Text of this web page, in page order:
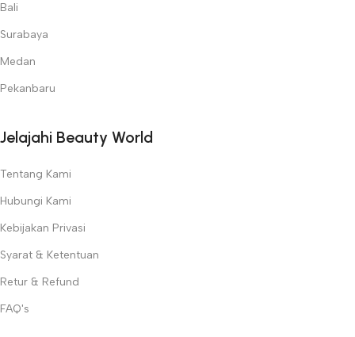
Bali
Surabaya
Medan
Pekanbaru
Jelajahi Beauty World
Tentang Kami
Hubungi Kami
Kebijakan Privasi
Syarat & Ketentuan
Retur & Refund
FAQ's